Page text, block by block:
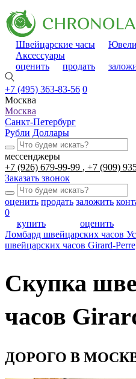
Швейцарские часы
Аксессуары
оценить
продать
+7 (495) 363-83-56 0
Москва
Москва
Санкт-Петербург
Рубли Доллары
мессенджеры
+7 (926) 679-99-99
+7 (909)
Заказать звонок
оценить продать заложить
0
купить
оценить
Ломбард швейцарских часов
швейцарских часов Girard-
Скупка
часов
ДОРОГО В